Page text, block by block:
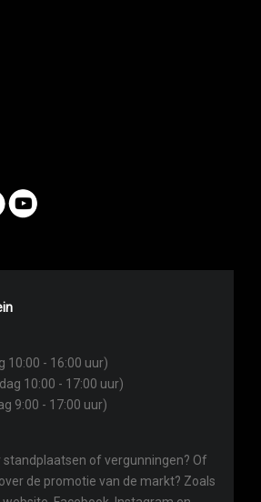
10:00 - 16:00 uur)
10:00 - 17:00 uur)
9:00 - 17:00 uur)
standplaatsen of vergunningen? Of
de promotie van de markt? Zoals